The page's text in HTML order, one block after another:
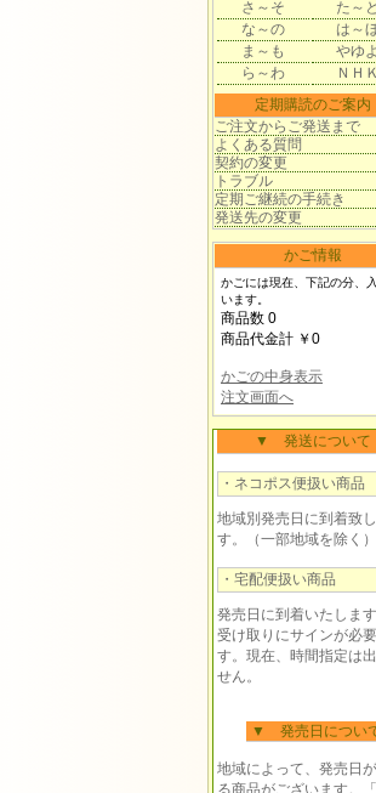
さ～そ
た～と
な～の
は～
ま～も
やゆよ
ら～わ
ＮＨＫ
定期購読のご案内
ご注文からご発送まで
よくある質問
契約の変更
トラブル
定期ご継続の手続き
発送先の変更
かご情報
かごには現在、下記の分、
います。
商品数 0
商品代金計 ￥0
かごの中身表示
注文画面へ
▼ 発送について
・ネコポス便扱い商品
地域別発売日に到着致
す。（一部地域を除く）
・宅配便扱い商品
発売日に到着いたしま
受け取りにサインが必
す。現在、時間指定は
せん。
▼ 発売日につい
地域によって、発売日
る商品がございます。